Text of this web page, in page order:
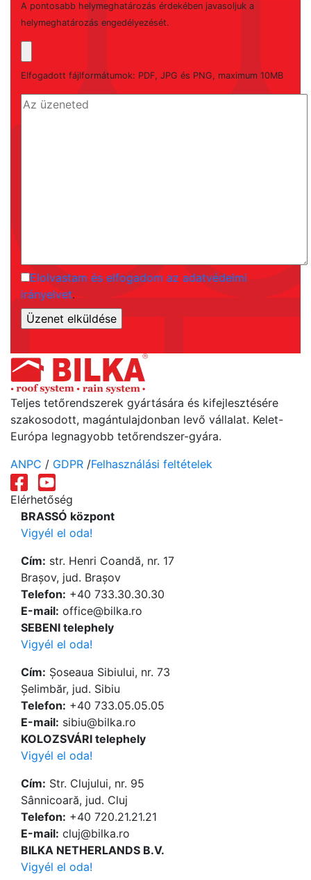
A pontosabb helymeghatározás érdekében javasoljuk a
helymeghatározás engedélyezését.
Elfogadott fájlformátumok: PDF, JPG és PNG, maximum 10MB
Elolvastam és elfogadom az adatvédelmi
irányelvet.
Teljes tetőrendszerek gyártására és kifejlesztésére
szakosodott, magántulajdonban levő vállalat. Kelet-
Európa legnagyobb tetőrendszer-gyára.
ANPC / GDPR /Felhasználási feltételek
Elérhetőség
BRASSÓ központ
Vigyél el oda!
Cím: str. Henri Coandă, nr. 17
Brașov, jud. Brașov
Telefon: +40 733.30.30.30
Е-mail: office@bilka.ro
SEBENI telephely
Vigyél el oda!
Cím: Șoseaua Sibiului, nr. 73
Șelimbăr, jud. Sibiu
Telefon: +40 733.05.05.05
Е-mail: sibiu@bilka.ro
KOLOZSVÁRI telephely
Vigyél el oda!
Cím: Str. Clujului, nr. 95
Sânnicoară, jud. Cluj
Telefon: +40 720.21.21.21
Е-mail: cluj@bilka.ro
BILKA NETHERLANDS B.V.
Vigyél el oda!